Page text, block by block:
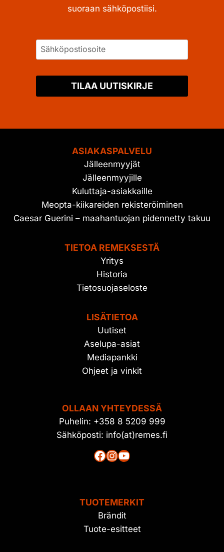
suoraan sähköpostiisi.
TILAA UUTISKIRJE
ASIAKASPALVELU
Jälleenmyyjät
Jälleenmyyjille
Kuluttaja-asiakkaille
Meopta-kiikareiden rekisteröiminen
Caesar Guerini – maahantuojan pidennetty takuu
TIETOA REMEKSESTÄ
Yritys
Historia
Tietosuojaseloste
LISÄTIETOA
Uutiset
Aselupa-asiat
Mediapankki
Ohjeet ja vinkit
OLLAAN YHTEYDESSÄ
Puhelin: +358 8 5209 999
Sähköposti: info(at)remes.fi
Facebook
Instagram
YouTube
TUOTEMERKIT
Brändit
Tuote-esitteet